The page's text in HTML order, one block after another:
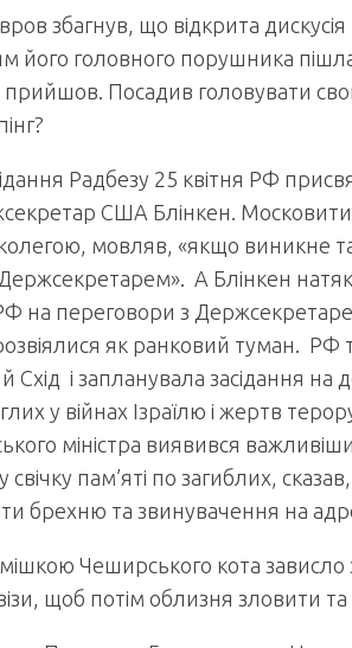
збагнув, що відкрита
його головного порушника
прийшов. Посадив головувати
Радбезу 25 квітня РФ
США Блінкен.
колегою, мовляв, «якщо виникне
Держсекретарем». А Блінкен
на переговори з
як ранковий туман. РФ
Схід і запланувала засідання на
у війнах Ізраїлю і жертв
міністра виявився
свічку пам’яті по загиблих,
брехню та звинувачення на
Чеширського кота
щоб потім облизня зловити